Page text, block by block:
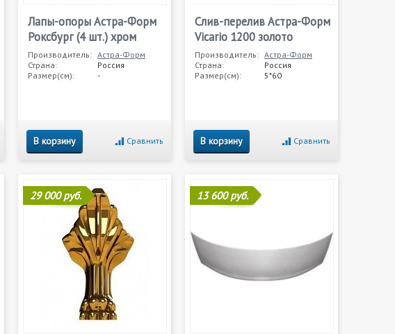
Лапы-опоры Астра-Форм
Роксбург (4 шт.) хром
Производитель: Астра-Форм
Страна:
Россия
Размер(см):
-
В корзину Сравнить
Слив-перелив Астра-Форм
Vicario 1200 золото
Производитель: Астра-Форм
Страна:
Россия
Размер(см):
5*60
В корзину Сравнить
29 000 руб. 13 600 руб.